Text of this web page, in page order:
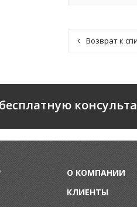
Возврат к
О КОМПАНИИ
КЛИЕНТЫ